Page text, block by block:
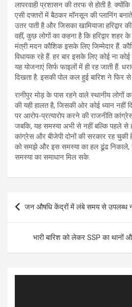
लापरवाही प्रशासन की तरफ से होती है.
एसी दफ्तरों में बैठकर मॉनसून की प्लानिंग
उतर पाती है और जिसका खामियाजा हरिद्वार
वहीं, कुछ लोगों का कहना है कि हरिद्वार शहर
मंत्री मदन कौशिक इसके लिए जिम्मेदार हैं.
विधायक रहे हैं. हर बार इसके लिए कोई ना
यह योजनाएं सिर्फ फाइलों में ही रह जाती हैं.
दिखता है. इसकी पोल कल हुई बारिश ने फिर
रानीपुर मोड़ के पास रहने वाले स्थानीय लोगों
की यही हालत है, जिसकी ओर कोई ध्यान नहीं
पर आरोप-प्रत्यारोप करने की राजनीति
जबकि, यह समस्या अभी से नहीं बल्कि पहले से
कांग्रेस और बीजेपी दोनों की सरकार रह चुकी
को समझे और इस समस्या का हल ढूंढ निकाले,
समस्या का समाधान मिल सके.
Post
navigation
जन औषधि केंद्रों में लंबे समय से उपलब्ध
भारी बारिश को लेकर SSP का थानों